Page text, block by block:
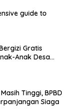
guide to
Gratis
Anak Desa
Tinggi, BPBD
Siaga